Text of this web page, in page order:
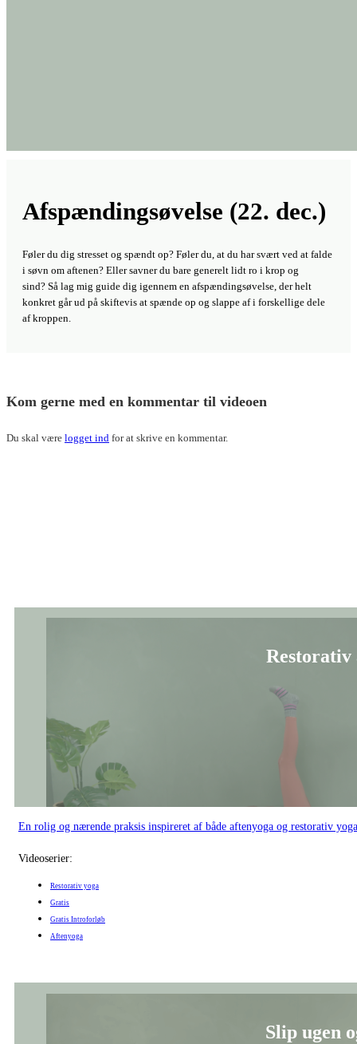
Afspændingsøvelse (22. dec.)
Føler du dig stresset og spændt op? Føler du, at du har svært ved at falde
i søvn om aftenen? Eller savner du bare generelt lidt ro i krop og
sind? Så lag mig guide dig igennem en afspændingsøvelse, der helt
konkret går ud på skiftevis at spænde op og slappe af i forskellige dele
af kroppen.
Kom gerne med en kommentar til videoen
Du skal være logget ind for at skrive en kommentar.
Restorativ
En rolig og nærende praksis inspireret af både aftenyoga og restorativ
Videoserier:
Restorativ yoga
Gratis
Gratis Introforløb
Aftenyoga
Slip ugen